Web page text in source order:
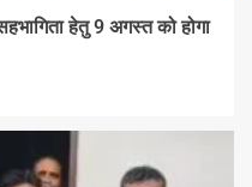
हेतु 9 अगस्त को होगा